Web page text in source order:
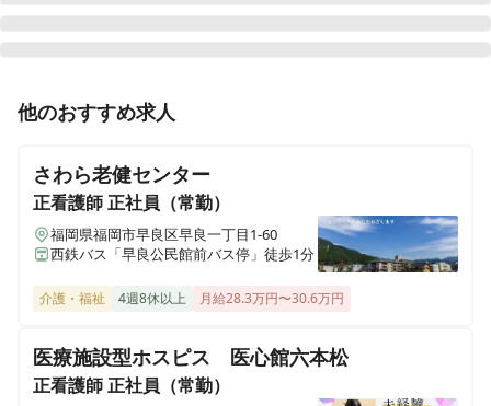
さわやか横浜栄館
さわやか新居浜館デイサービスセンター
愛媛県新居浜市東田3丁目乙11-77
福岡県北九州市若松区浜町1丁目11番13号
さわやか春日館
福岡県春日市上白水4-11
准看護師 正社員（常勤）
【北九州市八幡西区】黒崎駅前駅が最寄♪確実にキャリ
他のおすすめ求人
さわら老健センター
正看護師正社員（常勤）
福岡県福岡市早良区早良一丁目1-60
西鉄バス「早良公民館前バス停」徒歩1分
介護・福祉 4週8休以上 月給28.3万円〜30.6万円
医療施設型ホスピス 医心館六本松
正看護師正社員（常勤）